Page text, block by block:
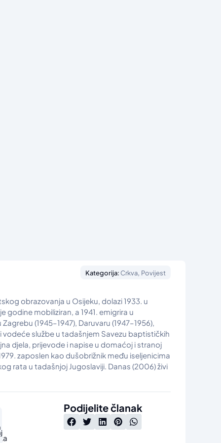
Kategorija: Crkva, Povijest
obrazovanja u Osijeku, dolazi 1933. u
godine mobiliziran, a 1941. emigrira u
(1945–1947), Daruvaru (1947–1956),
i vodeće službe u tadašnjem Savezu baptističkih
djela, prijevode i napise u domaćoj i stranoj
zaposlen kao dušobrižnik među iseljenicima
rata u tadašnjoj Jugoslaviji. Danas (2006) živi
Podijelite članak